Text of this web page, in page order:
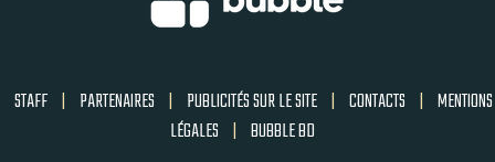
STAFF | PARTENAIRES | PUBLICITÉS SUR LE SITE | CONTACTS | MENTIONS
LÉGALES | BUBBLE BD